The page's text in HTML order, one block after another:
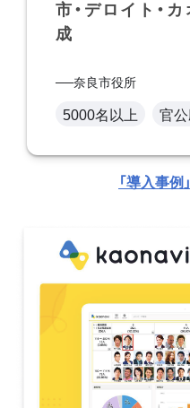
市・デロイト・
成
奈良市役所
5000名以上 官
「導入事